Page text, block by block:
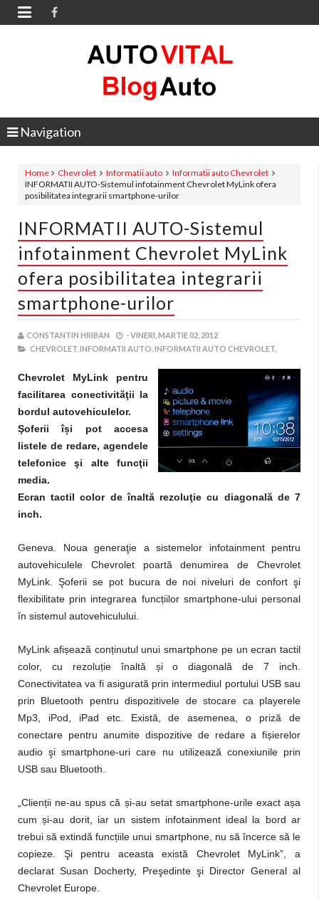

Navigation
Home Chevrolet Informatii auto
Informatii auto Chevrolet
INFORMATII AUTO-Sistemul infotainment Chevrolet MyLink ofera
posibilitatea integrarii smartphone-urilor
INFORMATII AUTO-Sistemul
infotainment Chevrolet MyLink
ofera posibilitatea integrarii
smartphone-urilor
CONSTANTIN HRIBAN -VINERI, MARTIE 02, 2012
CHEVROLET, INFORMATII AUTO, INFORMATII AUTO CHEVROLET,
Chevrolet MyLink pentru
facilitarea conectivităţii la
bordul autovehiculelor.
Şoferii își pot accesa
listele de redare, agendele
telefonice şi alte funcţii
media.
Ecran tactil color de înaltă rezoluţie cu diagonală de 7
inch.
Geneva. Noua generaţie a sistemelor infotainment pentru
autovehiculele Chevrolet poartă denumirea de Chevrolet
MyLink. Şoferii se pot bucura de noi niveluri de confort şi
flexibilitate prin integrarea funcțiilor smartphone-ului personal
în sistemul autovehiculului.
MyLink afișează conținutul unui smartphone pe un ecran tactil
color, cu rezoluție înaltă și o diagonală de 7 inch.
Conectivitatea va fi asigurată prin intermediul portului USB sau
prin Bluetooth pentru dispozitivele de stocare ca playerele
Mp3, iPod, iPad etc. Există, de asemenea, o priză de
conectare pentru anumite dispozitive de redare a fișierelor
audio şi smartphone-uri care nu utilizează conexiunile prin
USB sau Bluetooth.
„Clienții ne-au spus că și-au setat smartphone-urile exact așa
cumși-au dorit, iar un sistem infotainment ideal la bord ar
trebui să extindă funcțiile unui smartphone, nu să încerce să le
copieze. Şi pentru aceasta există Chevrolet MyLink”, a
declarat Susan Docherty, Preşedinte şi Director General al
Chevrolet Europe.